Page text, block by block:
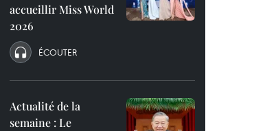
accueillir Miss World
2026
ÉCOUTER
Actualité de la
semaine : Le